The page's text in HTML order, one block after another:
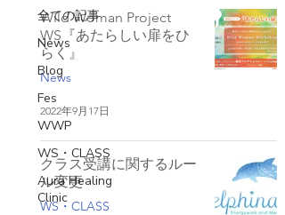
全ての記事
News
Blog
Fes
WWP
WS・CLASS
Aura Healing
Clinic
Wild Woman Project
WS『あたらしい扉をひ
らく』
News
2022年9月17日
クラス受講に関するルー
ル変更
WS・CLASS